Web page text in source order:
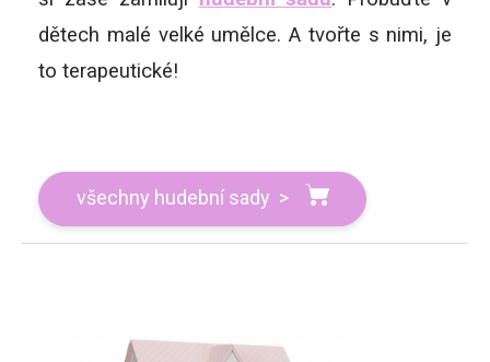
dětech malé velké umělce. A tvořte s nimi, je
to terapeutické!
všechny hudební sady >